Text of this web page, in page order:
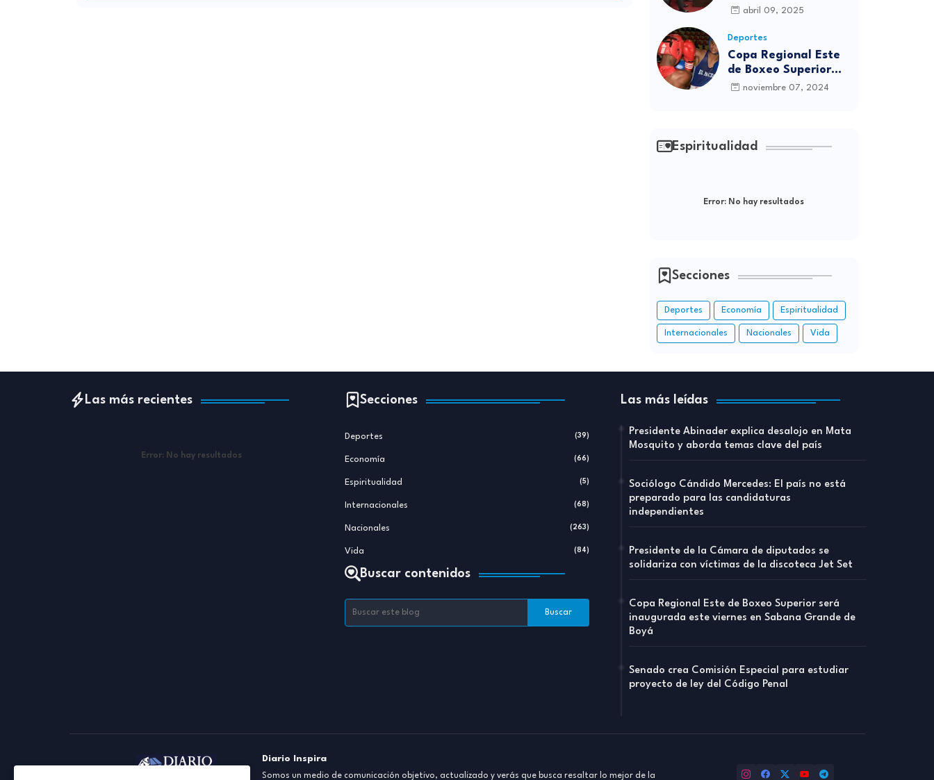
diputados se
víctimas de la
discoteca Jet Set
abril 09, 2025
Deportes
Copa Regional Este
de Boxeo Superior
será inaugurada este
noviembre 07, 2024
Espiritualidad
Error: No hay resultados
Secciones
Deportes Economía Espiritualidad
Internacionales Nacionales Vida
Las más recientes
Error: No hay resultados
Secciones
Deportes (39)
Economía (66)
Espiritualidad (5)
Internacionales (68)
Nacionales (263)
Vida (84)
Buscar contenidos
Las más leídas
Presidente Abinader explica desalojo en Mata
Mosquito y aborda temas clave del país
Sociólogo Cándido Mercedes: El país no está
preparado para las candidaturas
independientes
Presidente de la Cámara de diputados se
solidariza con víctimas de la discoteca Jet Set
Copa Regional Este de Boxeo Superior será
inaugurada este viernes en Sabana Grande de
Boyá
Senado crea Comisión Especial para estudiar
proyecto de ley del Código Penal
Diario Inspira
Somos un medio de comunicación objetivo, actualizado y verás que busca resaltar lo mejor de la